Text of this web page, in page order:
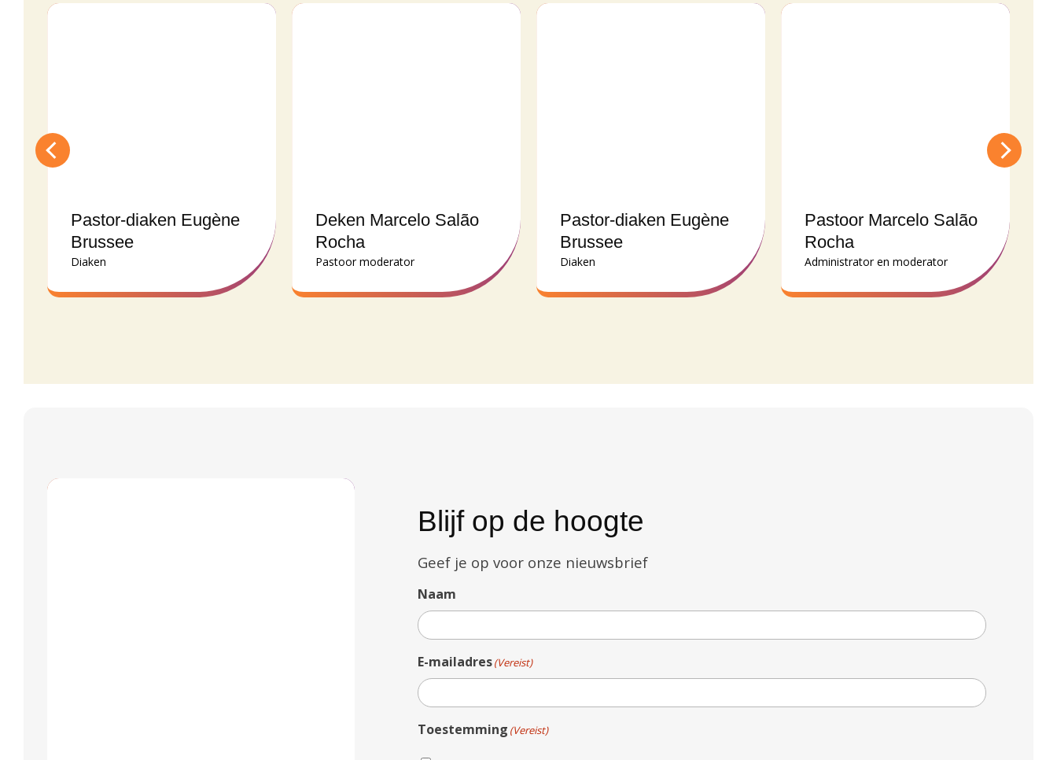
Pastor-diaken Eugène
Brussee
Diaken
Deken Marcelo Salão
Rocha
Pastoor moderator
Pastor-diaken Eugène
Brussee
Diaken
Pastoor Marcelo Salão
Rocha
Administrator en moderator
Blijf op de hoogte
Geef je op voor onze nieuwsbrief
Naam
E-mailadres(Vereist)
Toestemming (Vereist)